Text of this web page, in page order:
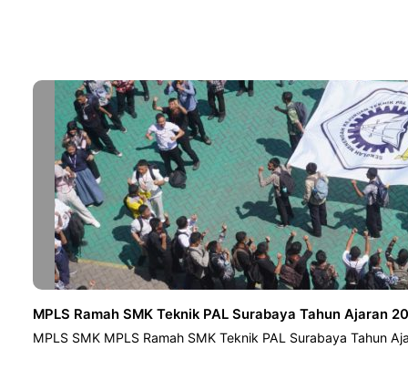
MPLS Ramah SMK Teknik PAL Surabaya Tahun Ajaran
MPLS SMK MPLS Ramah SMK Teknik PAL Surabaya Tahun